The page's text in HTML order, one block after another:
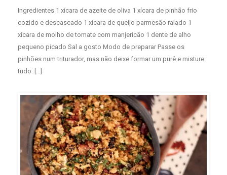
Ingredientes 1 xícara de azeite de oliva 1 xícara de pinhão frio
cozido e descascado 1 xícara de queijo parmesão ralado 1
xícara de molho de tomate com manjericão 1 dente de alho
pequeno picado Sal a gosto Modo de preparar Passe os
pinhões num triturador, mas não deixe formar um purê e misture
tudo. […]